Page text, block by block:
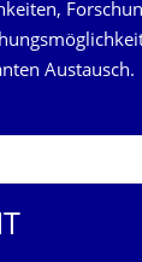
Austausch.